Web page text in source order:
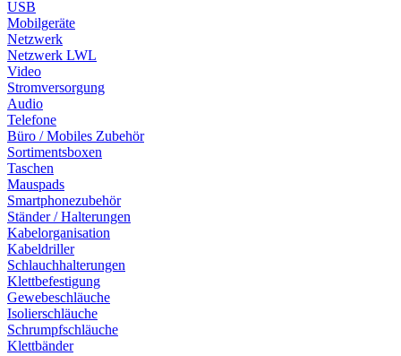
USB
Mobilgeräte
Netzwerk
Netzwerk LWL
Video
Stromversorgung
Audio
Telefone
Büro / Mobiles Zubehör
Sortimentsboxen
Taschen
Mauspads
Smartphonezubehör
Ständer / Halterungen
Kabelorganisation
Kabeldriller
Schlauchhalterungen
Klettbefestigung
Gewebeschläuche
Isolierschläuche
Schrumpfschläuche
Klettbänder